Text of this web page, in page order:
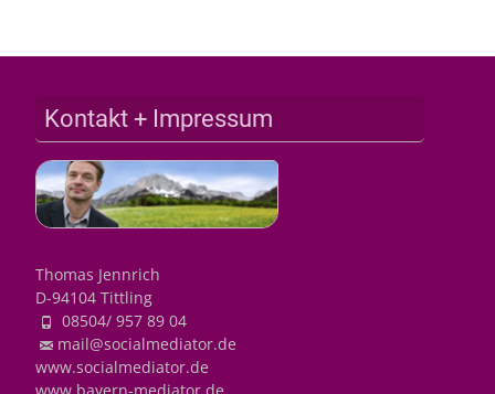
Kontakt + Impressum
Thomas Jennrich
D-94104 Tittling
08504/ 957 89 04
mail@socialmediator.de
www.socialmediator.de